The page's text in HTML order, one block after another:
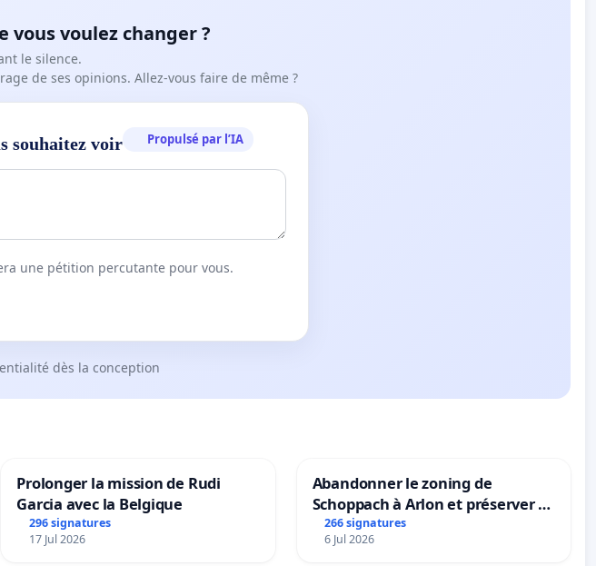
vous voulez changer ?
le silence.
de ses opinions. Allez-vous faire de même ?
souhaitez voir Propulsé par l’IA
une pétition percutante pour vous.
dès la conception
Prolonger la mission de Rudi
Garcia avec la Belgique
296 signatures
17 Jul 2026
Abandonner le zoning de
Schoppach à Arlon et préserver le
site naturel
266 signatures
6 Jul 2026